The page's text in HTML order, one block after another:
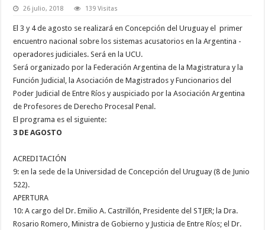
26 julio, 2018 139 Visitas
El 3 y 4 de agosto se realizará en Concepción del Uruguay el primer
encuentro nacional sobre los sistemas acusatorios en la Argentina -
operadores judiciales. Será en la UCU.
Será organizado por la Federación Argentina de la Magistratura y la
Función Judicial, la Asociación de Magistrados y Funcionarios del
Poder Judicial de Entre Ríos y auspiciado por la Asociación Argentina
de Profesores de Derecho Procesal Penal.
El programa es el siguiente:
3 DE AGOSTO
ACREDITACIÓN
9: en la sede de la Universidad de Concepción del Uruguay (8 de Junio
522).
APERTURA
10: A cargo del Dr. Emilio A. Castrillón, Presidente del STJER; la Dra.
Rosario Romero, Ministra de Gobierno y Justicia de Entre Ríos; el Dr.